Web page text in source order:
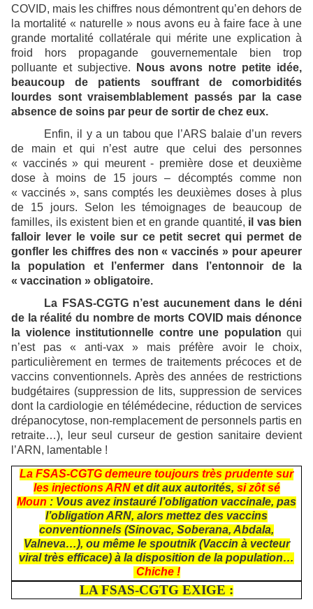
COVID, mais les chiffres nous démontrent qu’en dehors de
la mortalité « naturelle » nous avons eu à faire face à une
grande mortalité collatérale qui mérite une explication à
froid hors propagande gouvernementale bien trop
polluante et subjective.
Nous avons notre petite idée,
beaucoup de patients souffrant de comorbidités
lourdes sont vraisemblablement passés par la case
absence de soins par peur de sortir de chez eux.
Enfin, il y a un tabou que l’ARS balaie d’un revers
de main et qui n’est autre que celui des personnes
« vaccinés » qui meurent - première dose et deuxième
dose à moins de 15 jours – décomptés comme non
« vaccinés », sans comptés les deuxièmes doses à plus
de 15 jours. Selon les témoignages de beaucoup de
familles, ils existent bien et en grande quantité, il vas bien
falloir lever le voile sur ce petit secret qui permet de
gonfler les chiffres des non « vaccinés » pour apeurer
la population et l’enfermer dans l’entonnoir de la
« vaccination » obligatoire.
La FSAS-CGTG n’est aucunement dans le déni
de la réalité du nombre de morts COVID mais dénonce
la violence institutionnelle contre une population qui
n’est pas « anti-vax » mais préfère avoir le choix,
particulièrement en termes de traitements précoces et de
vaccins conventionnels. Après des années de restrictions
budgétaires (suppression de lits, suppression de services
dont la cardiologie en télémédecine, réduction de services
drépanocytose, non-remplacement de personnels partis en
retraite…), leur seul curseur de gestion sanitaire devient
l’ARN, lamentable !
La FSAS-CGTG demeure toujours très prudente sur
les injections ARNet dit aux autorités, si zôt sé
Moun : Vous avez instauré l’obligation vaccinale, pas
l’obligation ARN, alors mettez des vaccins
conventionnels (Sinovac, Soberana, Abdala,
Valneva…), ou même le spoutnik (Vaccin à vecteur
viral très efficace) à la disposition de la population…
Chiche !
LA FSAS-CGTG EXIGE :